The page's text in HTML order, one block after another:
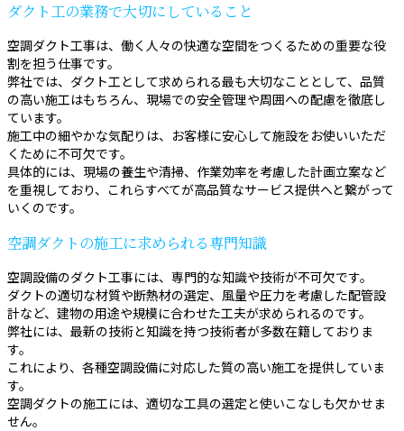
ダクト工の業務で大切にしていること
空調ダクト工事は、働く人々の快適な空間をつくるための重要な役
割を担う仕事です。
弊社では、ダクト工として求められる最も大切なこととして、品質
の高い施工はもちろん、現場での安全管理や周囲への配慮を徹底し
ています。
施工中の細やかな気配りは、お客様に安心して施設をお使いいただ
くために不可欠です。
具体的には、現場の養生や清掃、作業効率を考慮した計画立案など
を重視しており、これらすべてが高品質なサービス提供へと繋がって
いくのです。
空調ダクトの施工に求められる専門知識
空調設備のダクト工事には、専門的な知識や技術が不可欠です。
ダクトの適切な材質や断熱材の選定、風量や圧力を考慮した配管設
計など、建物の用途や規模に合わせた工夫が求められるのです。
弊社には、最新の技術と知識を持つ技術者が多数在籍しておりま
す。
これにより、各種空調設備に対応した質の高い施工を提供していま
す。
空調ダクトの施工には、適切な工具の選定と使いこなしも欠かせま
せん。